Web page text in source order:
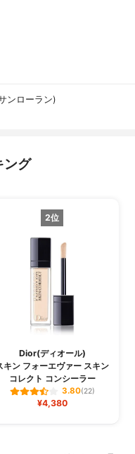
ンローラン)
ング
2位
Dior(ディオール)
キン フォーエヴァー スキン
コレクト コンシーラー
3.80(22)
¥4,380